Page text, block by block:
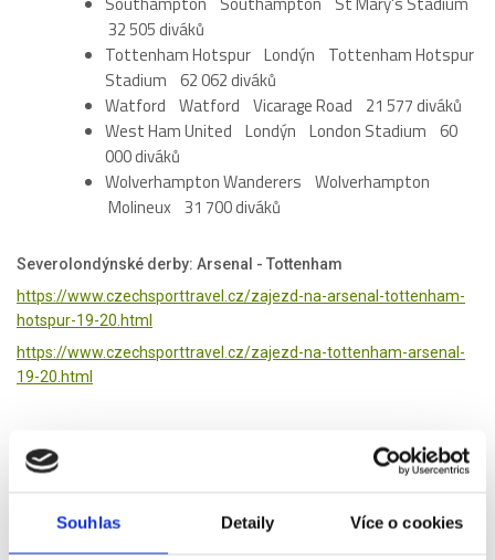
Souhlas Detaily Více o cookies
32 505 diváků
Tottenham Hotspur Londýn Tottenham Hotspur
Stadium 62 062 diváků
Watford Watford Vicarage Road 21 577 diváků
West Ham United Londýn London Stadium 60
000 diváků
Wolverhampton Wanderers Wolverhampton
Molineux 31 700 diváků
Severolondýnské derby: Arsenal - Tottenham
https://www.czechsporttravel.cz/zajezd-na-arsenal-tottenham-
hotspur-19-20.html
https://www.czechsporttravel.cz/zajezd-na-tottenham-arsenal-
19-20.html
https://www.czechsporttravel.cz/zajezd-na-manchester-city-
https://www.czechsporttravel.cz/zajezd-na-manchester-united-
manchester-city-19-20.html